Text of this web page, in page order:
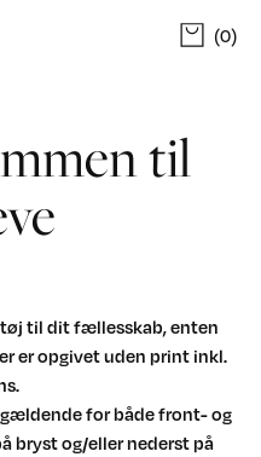
(0)
til
tøj til dit fællesskab, enten
er opgivet uden print inkl.
for både front- og
bryst og/eller nederst på